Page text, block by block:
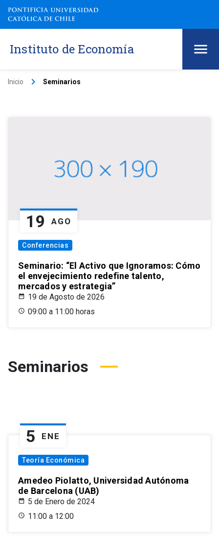
Instituto de Economía
Inicio keyboard_arrow_right Seminarios
19 AGO
Conferencias
Seminario: “El Activo que Ignoramos: Cómo
el envejecimiento redefine talento,
mercados y estrategia”
19 de Agosto de 2026
09:00 a 11:00 horas
Seminarios
5 ENE
Teoría Económica
Amedeo Piolatto, Universidad Autónoma
de Barcelona (UAB)
5 de Enero de 2024
11:00 a 12:00